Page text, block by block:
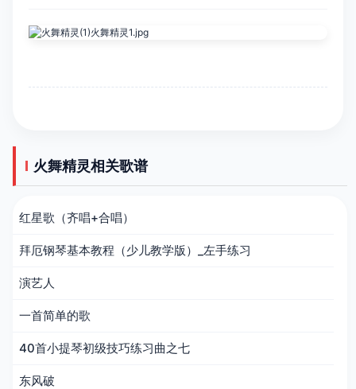
火舞精灵相关歌谱
红星歌（齐唱+合唱）
拜厄钢琴基本教程（少儿教学版）_左手练习
演艺人
一首简单的歌
40首小提琴初级技巧练习曲之七
东风破